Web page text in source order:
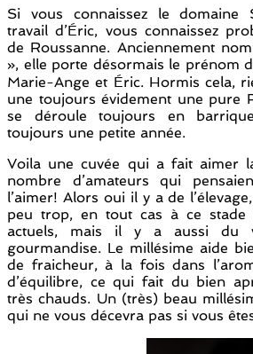
Si vous connaissez le domaine
travail d’Éric, vous connaissez
de Roussanne. Anciennement
», elle porte désormais le prénom
Marie-Ange et Éric. Hormis cela,
une toujours évidement une pure
se déroule toujours en
toujours une petite année.
Voila une cuvée qui a fait aimer
nombre d’amateurs qui
l’aimer! Alors oui il y a de
peu trop, en tout cas à ce stade
actuels, mais il y a aussi du
gourmandise. Le millésime aide
de fraicheur, à la fois dans
d’équilibre, ce qui fait du bien
très chauds. Un (très) beau
qui ne vous décevra pas si vous